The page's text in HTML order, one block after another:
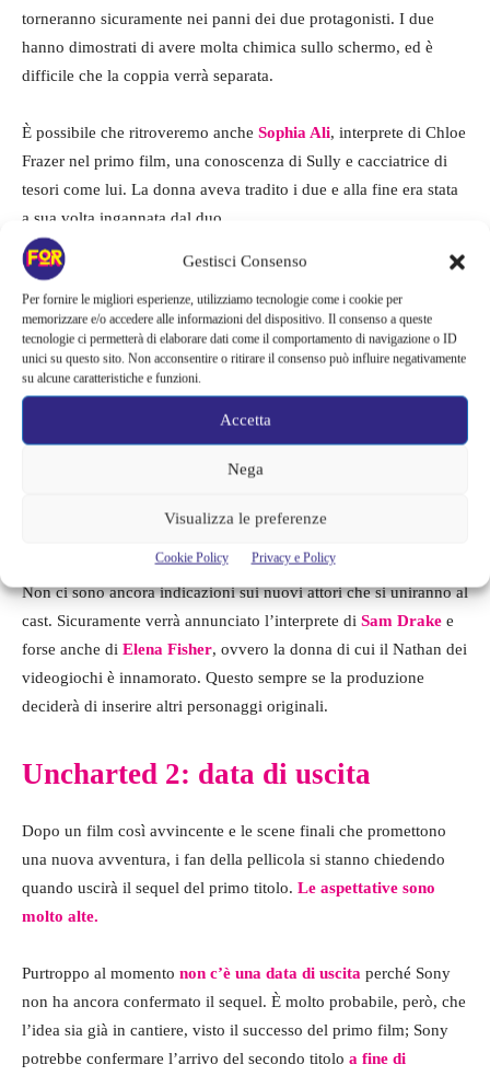
Gestisci Consenso
Per fornire le migliori esperienze, utilizziamo tecnologie come i cookie per
memorizzare e/o accedere alle informazioni del dispositivo. Il consenso a queste
tecnologie ci permetterà di elaborare dati come il comportamento di navigazione o ID
unici su questo sito. Non acconsentire o ritirare il consenso può influire negativamente
su alcune caratteristiche e funzioni.
Accetta
Nega
Visualizza le preferenze
Cookie Policy Privacy e Policy
torneranno sicuramente nei panni dei due protagonisti. I due
hanno dimostrati di avere molta chimica sullo schermo, ed è
difficile che la coppia verrà separata.
È possibile che ritroveremo anche Sophia Ali, interprete di Chloe
Frazer nel primo film, una conoscenza di Sully e cacciatrice di
tesori come lui. La donna aveva tradito i due e alla fine era stata
a sua volta ingannata dal duo.
Non ci sono ancora indicazioni sui nuovi attori che si uniranno al
cast. Sicuramente verrà annunciato l’interprete di Sam Drake e
forse anche di Elena Fisher, ovvero la donna di cui il Nathan dei
videogiochi è innamorato. Questo sempre se la produzione
deciderà di inserire altri personaggi originali.
Uncharted 2: data di uscita
Dopo un film così avvincente e le scene finali che promettono
una nuova avventura, i fan della pellicola si stanno chiedendo
quando uscirà il sequel del primo titolo. Le aspettative sono
molto alte.
Purtroppo al momento non c’è una data di uscita perché Sony
non ha ancora confermato il sequel. È molto probabile, però, che
l’idea sia già in cantiere, visto il successo del primo film; Sony
potrebbe confermare l’arrivo del secondo titolo a fine di